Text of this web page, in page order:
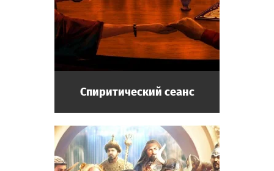
Спиритический сеанс